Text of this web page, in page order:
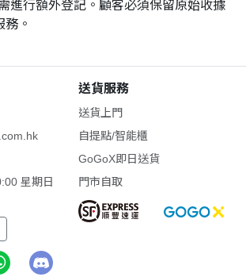
進行額外登記。顧客必須保留原始收據
務。
星期日
送貨服務
送貨上門
自提點/智能櫃
GoGoX即日送貨
門市自取